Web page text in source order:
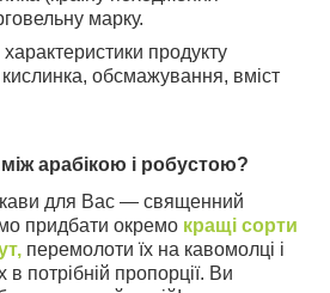
марку.
характеристики продукту
кислинка, обсмажування, вміст
арабікою і робустою?
для Вас — священний
придбати окремо кращі сорти
перемолоти їх на кавомолці і
в потрібній пропорції. Ви